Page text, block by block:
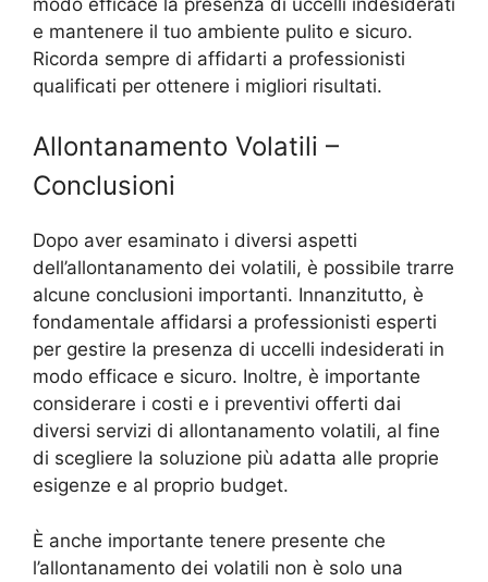
e mantenere il tuo ambiente pulito e sicuro.
Ricorda sempre di affidarti a professionisti
qualificati per ottenere i migliori risultati.
Allontanamento Volatili –
Conclusioni
Dopo aver esaminato i diversi aspetti
dell’allontanamento dei volatili, è possibile trarre
alcune conclusioni importanti. Innanzitutto, è
fondamentale affidarsi a professionisti esperti
per gestire la presenza di uccelli indesiderati in
modo efficace e sicuro. Inoltre, è importante
considerare i costi e i preventivi offerti dai
diversi servizi di allontanamento volatili, al fine
di scegliere la soluzione più adatta alle proprie
esigenze e al proprio budget.
È anche importante tenere presente che
l’allontanamento dei volatili non è solo una